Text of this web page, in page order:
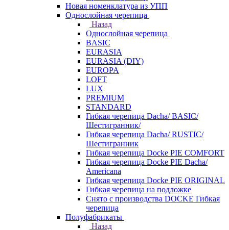
Новая номенклатура из УПП
Однослойная черепица
Назад
Однослойная черепица
BASIC
EURASIA
EURASIA (DIY)
EUROPA
LOFT
LUX
PREMIUM
STANDARD
Гибкая черепица Dacha/ BASIC/
Шестигранник/
Гибкая черепица Dacha/ RUSTIC/
Шестигранник
Гибкая черепица Docke PIE COMFORT
Гибкая черепица Docke PIE Dacha/
Americana
Гибкая черепица Docke PIE ОRIGINАL
Гибкая черепица на подложке
Снято с производства DOCKE Гибкая
черепица
Полуфабрикаты
Назад